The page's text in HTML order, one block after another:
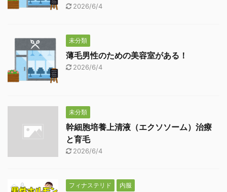
2026/6/4
未分類
薄毛男性のための美容室がある！
2026/6/4
未分類
幹細胞培養上清液（エクソソーム）治療
と育毛
2026/6/4
フィナステリド 内服